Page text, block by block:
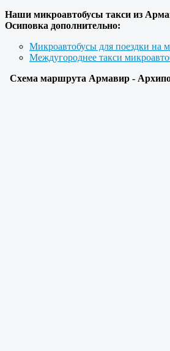
Наши микроавтобусы такси из
Осиповка дополнительно:
Микроавтобусы для поездки на
Междугороднее такси
Схема маршрута Армавир -